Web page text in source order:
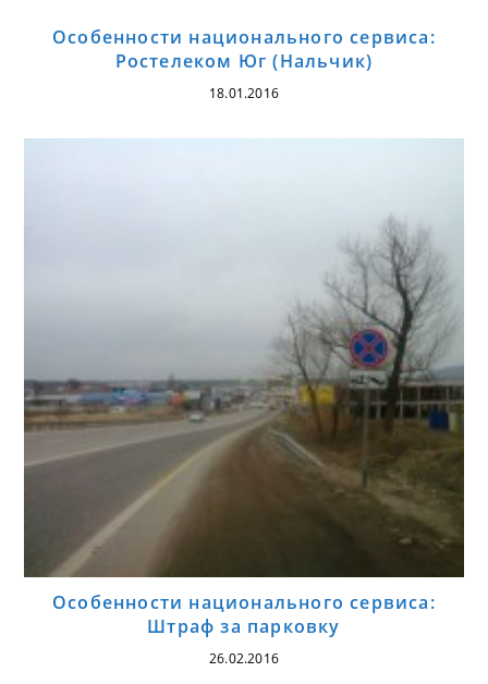
Особенности национального сервиса:
Ростелеком Юг (Нальчик)
18.01.2016
Особенности национального сервиса:
Штраф за парковку
26.02.2016